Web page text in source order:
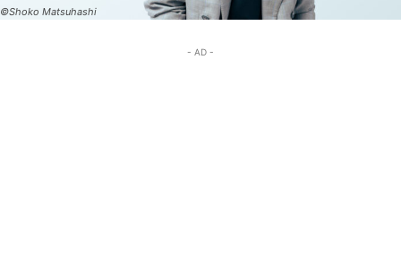
©Shoko Matsuhashi
- AD -